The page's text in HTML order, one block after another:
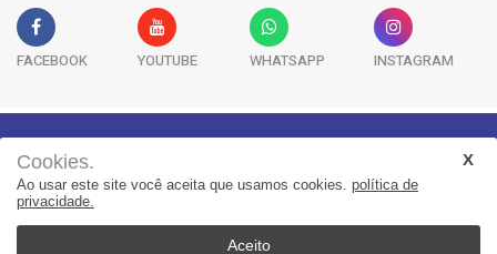
FACEBOOK YOUTUBE WHATSAPP INSTAGRAM
Geral Saúde Política
Esportes
Entretenimento
Cookies.
Ao usar este site você aceita que usamos cookies. política de
privacidade.
Aceito